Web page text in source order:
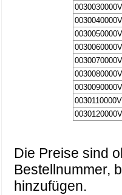
Die Preise sind
Bestellnummer,
hinzufügen.